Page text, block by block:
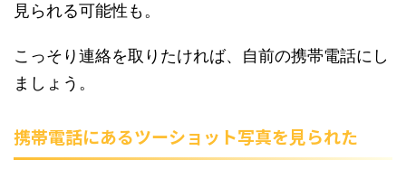
見られる可能性も。
こっそり連絡を取りたければ、自前の携帯電話にし
ましょう。
携帯電話にあるツーショット写真を見られた